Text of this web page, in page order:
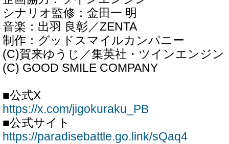
シナリオ監修：金田一 明
音楽：出羽 良彰／ZENTA
制作：グッドスマイルカンパニー
(C)賀来ゆうじ／集英社・ツインエンジン
(C) GOOD SMILE COMPANY
■公式X
https://x.com/jigokuraku_PB
■公式サイト
https://paradisebattle.go.link/sQaq4